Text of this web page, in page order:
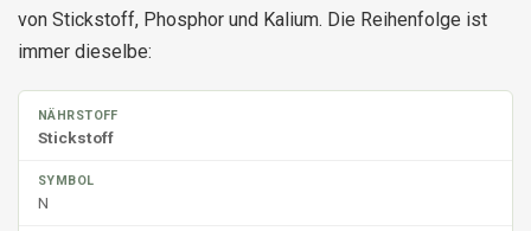
von Stickstoff, Phosphor und Kalium. Die Reihenfolge ist
immer dieselbe:
Stickstoff
N